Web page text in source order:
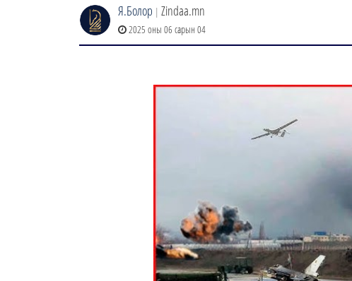
Я.Болор | Zindaa.mn
2025 оны 06 сарын 04